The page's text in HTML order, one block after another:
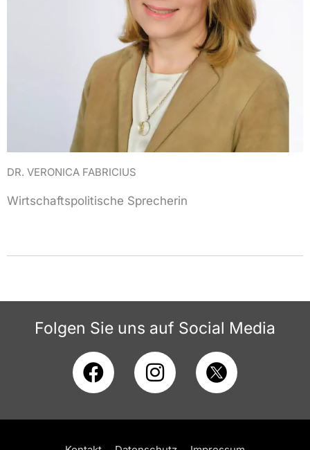
DR. VERONICA FABRICIUS
Wirtschaftspolitische Sprecherin
Folgen Sie uns auf Social Media
F
a
c
e
b
I
n
s
t
a